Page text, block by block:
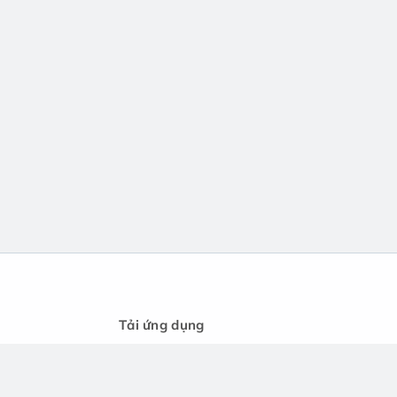
Tải ứng dụng